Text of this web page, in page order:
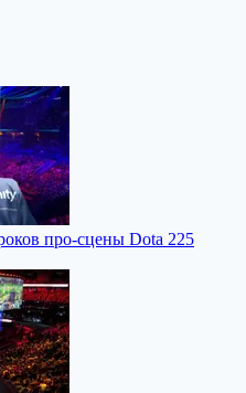
про-сцены Dota 225